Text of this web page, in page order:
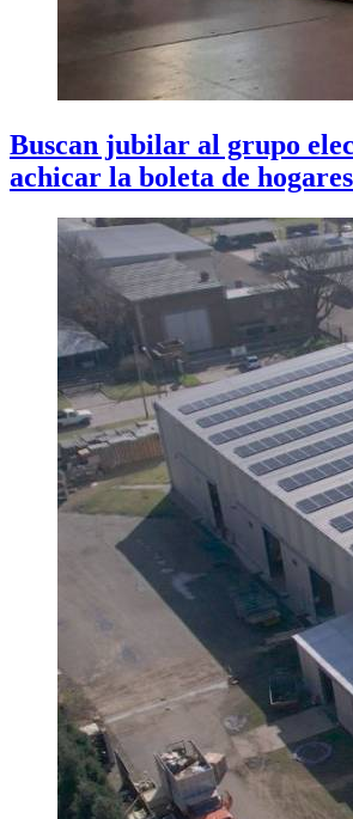
Buscan jubilar al grupo
achicar la boleta de